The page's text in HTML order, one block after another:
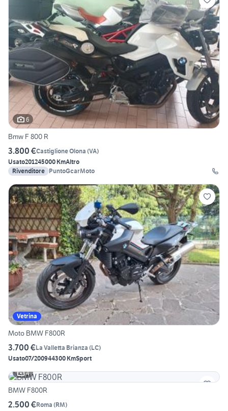
6
Bmw F 800 R
3.800 €Castiglione Olona (VA)
Usato201245000 KmAltro
Rivenditore PuntoGcarMoto
Vetrina
Moto BMW F800R
3.700 €La Valletta Brianza (LC)
Usato07/200944300 KmSport
4
BMW F800R
2.500 €Roma (RM)